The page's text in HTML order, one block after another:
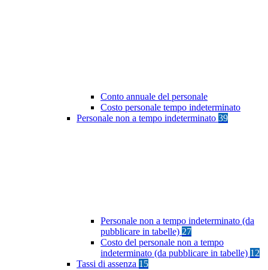
Conto annuale del personale
Costo personale tempo indeterminato
Personale non a tempo indeterminato 39
Personale non a tempo indeterminato (da
pubblicare in tabelle) 27
Costo del personale non a tempo
indeterminato (da pubblicare in tabelle) 12
Tassi di assenza 15